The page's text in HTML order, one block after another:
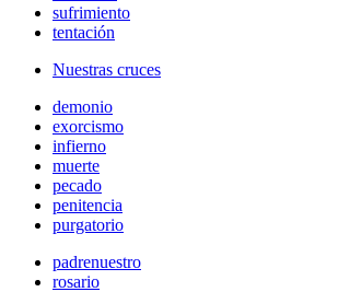
sufrimiento
tentación
Nuestras cruces
demonio
exorcismo
infierno
muerte
pecado
penitencia
purgatorio
padrenuestro
rosario